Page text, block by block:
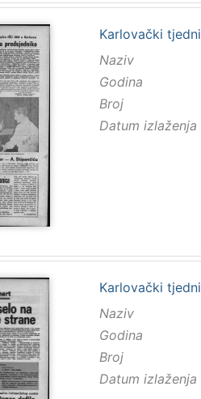
Karlovački
Naziv
Godina
Broj
Datum izlaženja
Karlovački
Naziv
Godina
Broj
Datum izlaženja